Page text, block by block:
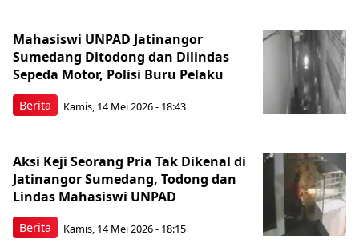
Berita
Mahasiswi UNPAD Jatinangor
Sumedang Ditodong dan Dilindas
Sepeda Motor, Polisi Buru Pelaku
Kamis, 14 Mei 2026 - 18:43
Berita
Aksi Keji Seorang Pria Tak Dikenal di
Jatinangor Sumedang, Todong dan
Lindas Mahasiswi UNPAD
Kamis, 14 Mei 2026 - 18:15